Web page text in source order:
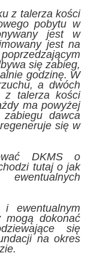
z talerza kości
pobytu w
jest w
jest na
się zabieg,
godzinę. W
a dwóch
z talerza kości
ma powyżej
dawca
się w
DKMS o
tutaj o jak
ewentualnym
mogą dokonać
się
na okres